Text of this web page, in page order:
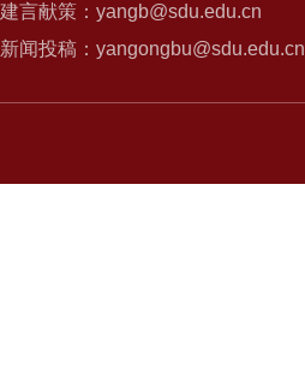
建言献策：yangb@sdu.edu.cn
新闻投稿：yangongbu@sdu.edu.cn